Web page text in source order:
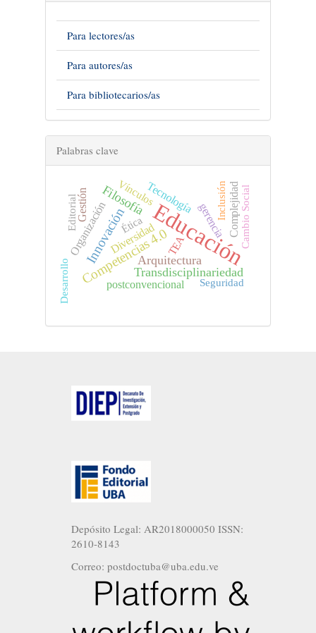
Para lectores/as
Para autores/as
Para bibliotecarios/as
Palabras clave
Educación
Innovación
Competencias 4.0Arquitectura
Transdisciplinariedad
Filosofía
Organización
postconvencional
Complejidad
Diversidad gerencia
Tecnología
Gestión
Editorial
TEA
Inclusión Cambio Social
Desarrollo
Vínculos
Seguridad
Ética
Depósito Legal: AR2018000050 ISSN:
2610-8143
Correo: postdoctuba@uba.edu.ve